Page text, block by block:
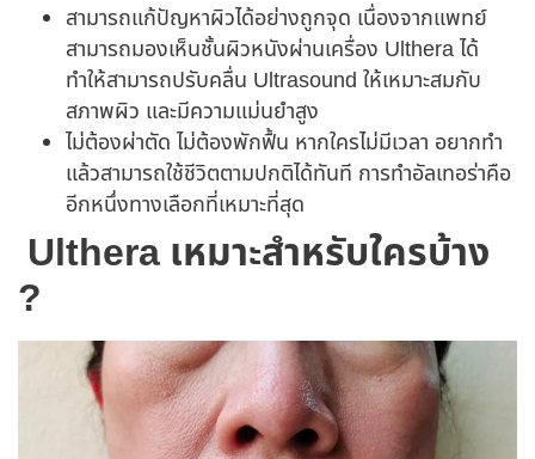
สามารถแก้ปัญหาผิวได้อย่างถูกจุด เนื่องจากแพทย์
สามารถมองเห็นชั้นผิวหนังผ่านเครื่อง Ulthera ได้
ทำให้สามารถปรับคลื่น Ultrasound ให้เหมาะสมกับ
สภาพผิว และมีความแม่นยำสูง
ไม่ต้องผ่าตัด ไม่ต้องพักฟื้น หากใครไม่มีเวลา อยากทำ
แล้วสามารถใช้ชีวิตตามปกติได้ทันที การทำอัลเทอร่าคือ
อีกหนึ่งทางเลือกที่เหมาะที่สุด
Ulthera เหมาะสำหรับใครบ้าง
?